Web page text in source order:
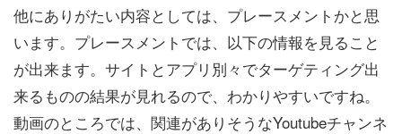
他にありがたい内容としては、プレースメントかと思
います。プレースメントでは、以下の情報を見ること
が出来ます。サイトとアプリ別々でターゲティング出
来るものの結果が見れるので、わかりやすいですね。
動画のところでは、関連がありそうなYoutubeチャンネ